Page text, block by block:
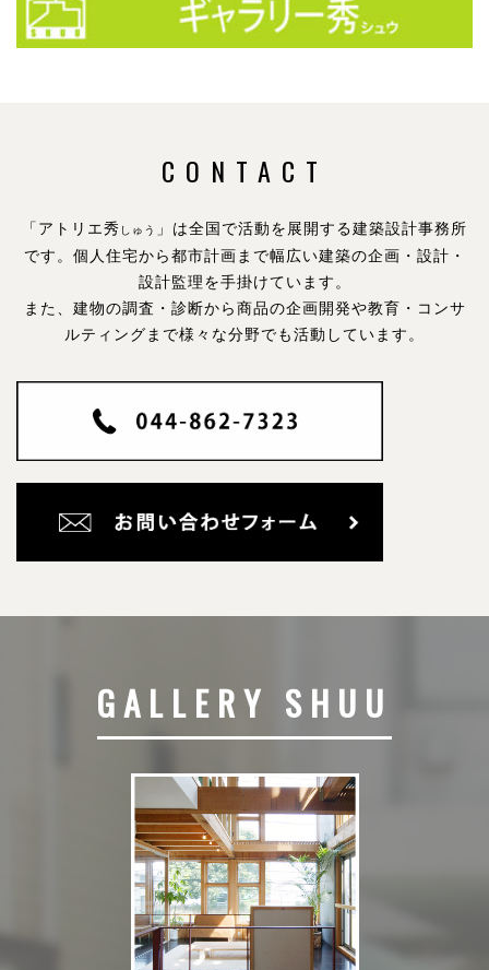
CONTACT
「アトリエ秀 しゅう
」は全国で活動を展開する建築設計事務所
です。 個人住宅から都市計画まで幅広い建築の企画・設計・
設計監理を手掛けています。
また、建物の調査・診断から商品の企画開発や教育・コンサ
ルティングまで様々な分野でも活動しています。
GALLERY SHUU